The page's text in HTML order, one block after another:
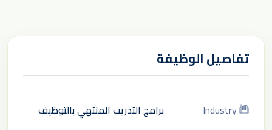
تفاصيل الوظيفة
Industry
برامج التدريب المنتهي بالتوظيف